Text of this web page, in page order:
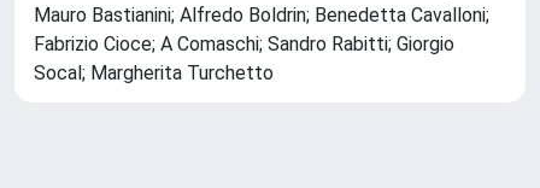
Mauro Bastianini; Alfredo Boldrin; Benedetta Cavalloni;
Fabrizio Cioce; A Comaschi; Sandro Rabitti; Giorgio
Socal; Margherita Turchetto